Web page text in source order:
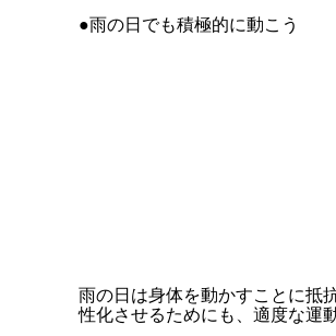
●雨の日でも積極的に動こう
雨の日は身体を動かすことに抵
性化させるためにも、適度な運